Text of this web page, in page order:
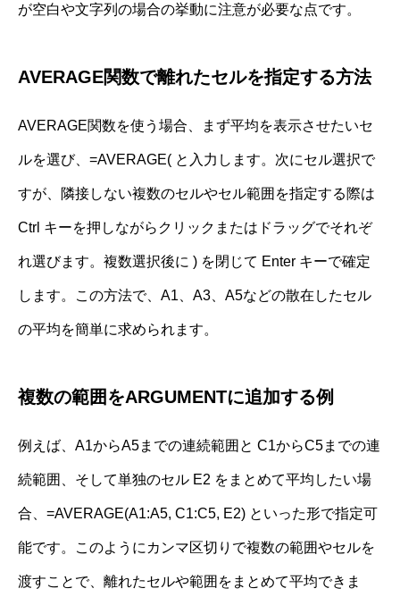
が空白や文字列の場合の挙動に注意が必要な点です。
AVERAGE関数で離れたセルを指定する方法
AVERAGE関数を使う場合、まず平均を表示させたいセ
ルを選び、=AVERAGE( と入力します。次にセル選択で
すが、隣接しない複数のセルやセル範囲を指定する際は
Ctrl キーを押しながらクリックまたはドラッグでそれぞ
れ選びます。複数選択後に ) を閉じて Enter キーで確定
します。この方法で、A1、A3、A5などの散在したセル
の平均を簡単に求められます。
複数の範囲をARGUMENTに追加する例
例えば、A1からA5までの連続範囲と C1からC5までの連
続範囲、そして単独のセル E2 をまとめて平均したい場
合、=AVERAGE(A1:A5, C1:C5, E2) といった形で指定可
能です。このようにカンマ区切りで複数の範囲やセルを
渡すことで、離れたセルや範囲をまとめて平均できま